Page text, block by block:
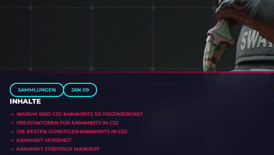
SAMMLUNGEN JAN 09
INHALTE
WARUM SIND CS2-KARAMBITS SO FASZINIEREND?
PREISFAKTOREN FÜR KARAMBITS IN CS2
DIE BESTEN GÜNSTIGEN KARAMBITS IN CS2
KARAMBIT VERSENGT
KARAMBIT STÄDTISCH MASKIERT